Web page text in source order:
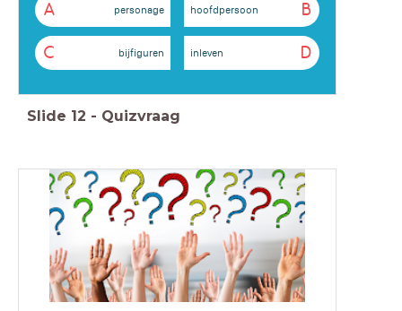
A personage B
hoofdpersoon
C bijfiguren D
inleven
Slide 12 - Quizvraag